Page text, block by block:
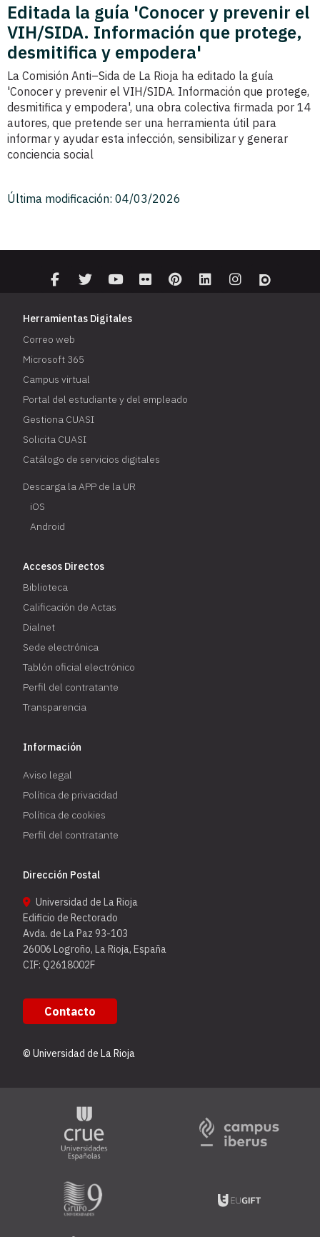
Editada la guía 'Conocer y prevenir el
VIH/SIDA. Información que protege,
desmitifica y empodera'
La Comisión Anti–Sida de La Rioja ha editado la guía
'Conocer y prevenir el VIH/SIDA. Información que protege,
desmitifica y empodera', una obra colectiva firmada por 14
autores, que pretende ser una herramienta útil para
informar y ayudar esta infección, sensibilizar y generar
conciencia social
Última modificación: 04/03/2026
Herramientas Digitales
Correo web
Microsoft 365
Campus virtual
Portal del estudiante y del empleado
Gestiona CUASI
Solicita CUASI
Catálogo de servicios digitales
Descarga la APP de la UR
iOS
Android
Accesos Directos
Biblioteca
Calificación de Actas
Dialnet
Sede electrónica
Tablón oficial electrónico
Perfil del contratante
Transparencia
Información
Aviso legal
Política de privacidad
Política de cookies
Perfil del contratante
Dirección Postal
Universidad de La Rioja
Edificio de Rectorado
Avda. de La Paz 93-103
26006 Logroño, La Rioja, España
CIF: Q2618002F
Contacto
© Universidad de La Rioja